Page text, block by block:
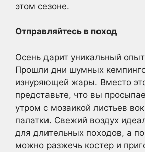
этом сезоне.
Отправляйтесь в поход
Осень дарит уникальный
Прошли дни шумных
изнуряющей жары. Вместо
представьте, что вы
утром с мозаикой листьев
палатки. Свежий воздух
для длительных походов, а
можно разжечь костер и